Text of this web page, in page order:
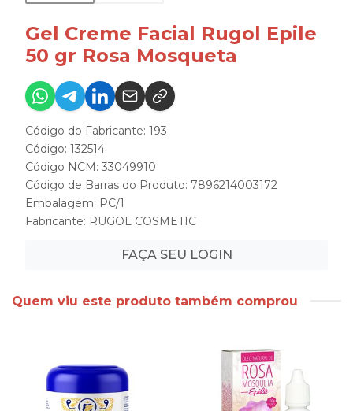
Gel Creme Facial Rugol Epile
50 gr Rosa Mosqueta
Código do Fabricante: 193
Código: 132514
Código NCM: 33049910
Código de Barras do Produto: 7896214003172
Embalagem: PC/1
Fabricante: RUGOL COSMETIC
FAÇA SEU LOGIN
Quem viu este produto também comprou